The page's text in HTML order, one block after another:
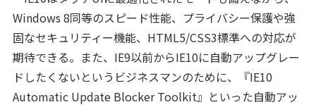
Windows 8同等のスピード性能、プライバシー保護や強
固なセキュリティー機能、HTML5/CSS3標準への対応が
期待できる。また、IE9以前からIE10に自動アップグレー
ドしたくないというビジネスマンのために、『IE10
Automatic Update Blocker Toolkit』といった自動アッ